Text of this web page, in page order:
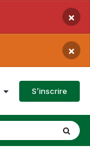
×
×
S’inscrire